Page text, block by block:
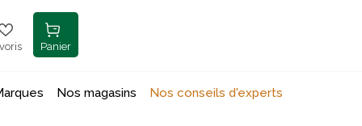
Panier
Nos magasins Nos conseils d'experts